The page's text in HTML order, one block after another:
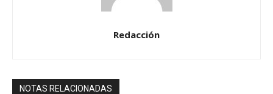
Redacción
NOTAS RELACIONADAS